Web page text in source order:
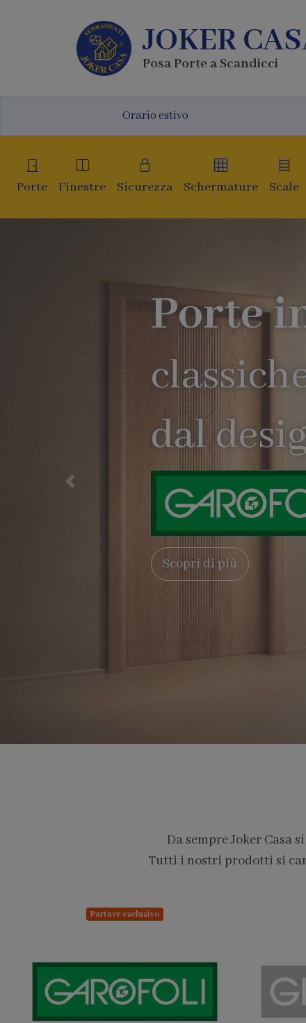
JOKER
Posa Porte a Scandicci
Orario estivo
Porte Finestre Sicurezza Schermature Scale
Precedente
Da sempre Joker Casa
Tutti i nostri prodotti si
PARTNER PRO